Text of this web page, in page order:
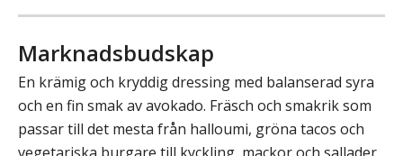
Marknadsbudskap
En krämig och kryddig dressing med balanserad syra
och en fin smak av avokado. Fräsch och smakrik som
passar till det mesta från halloumi, gröna tacos och